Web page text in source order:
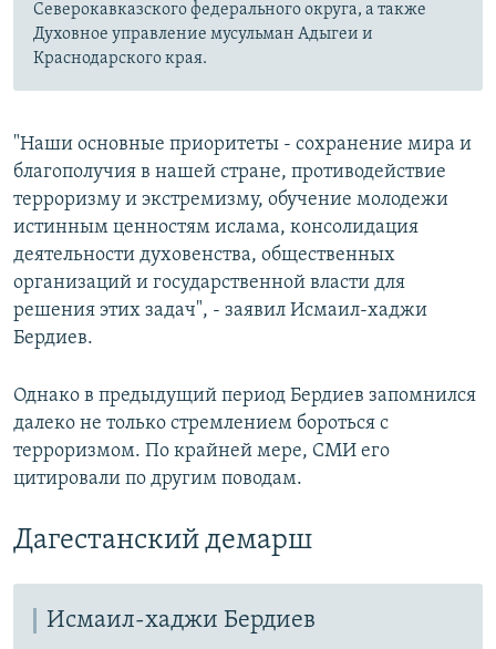
Северокавказского федерального округа, а также
Духовное управление мусульман Адыгеи и
Краснодарского края.
"Наши основные приоритеты - сохранение мира и
благополучия в нашей стране, противодействие
терроризму и экстремизму, обучение молодежи
истинным ценностям ислама, консолидация
деятельности духовенства, общественных
организаций и государственной власти для
решения этих задач", - заявил Исмаил-хаджи
Бердиев.
Однако в предыдущий период Бердиев запомнился
далеко не только стремлением бороться с
терроризмом. По крайней мере, СМИ его
цитировали по другим поводам.
Дагестанский демарш
Исмаил-хаджи Бердиев